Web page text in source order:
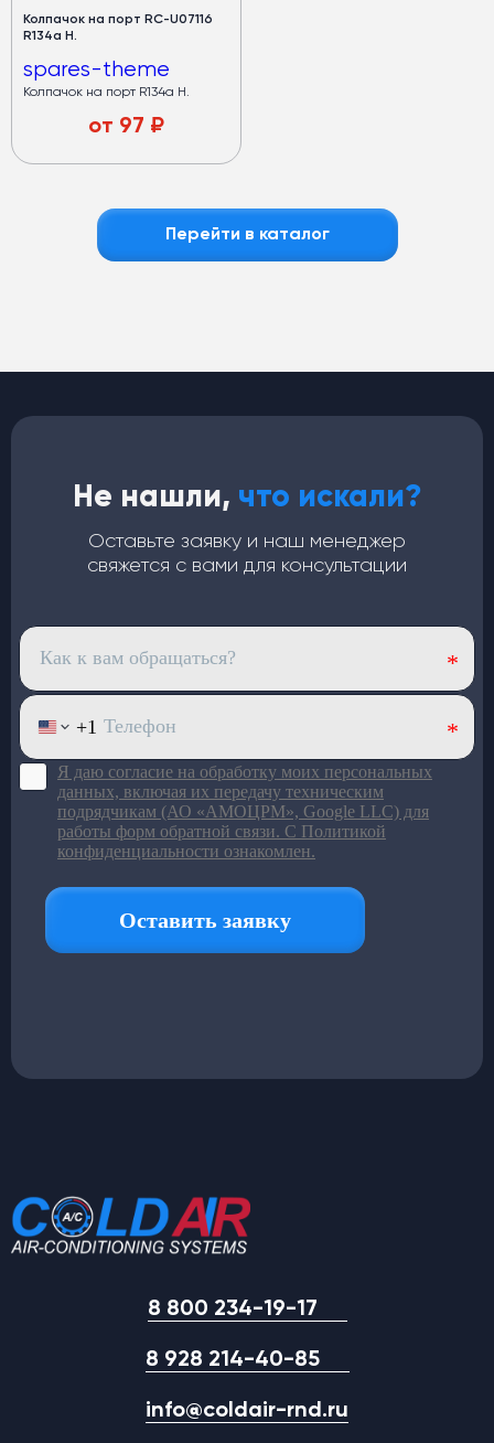
Колпачок на порт RC-U07116
R134а H.
spares-theme
Колпачок на порт R134а H.
от 97 ₽
Перейти в каталог
Не нашли, что искали?
Оставьте заявку и наш менеджер
свяжется с вами для консультации
8 800 234-19-17
8 928 214-40-85
info@coldair-rnd.ru
для автобусов
Медный испаритель и полуторный запас мощности.
Срок службы — от 7 лет
Хладопроизводительность —
Запас мощности конденсаторов — 40 кВт
(компрессор работает в щадящем режиме)
4 вентилятора по120 Вт— равномерный холод по
салону
к износу
Большой ряд моделей подразный пассажиропоток